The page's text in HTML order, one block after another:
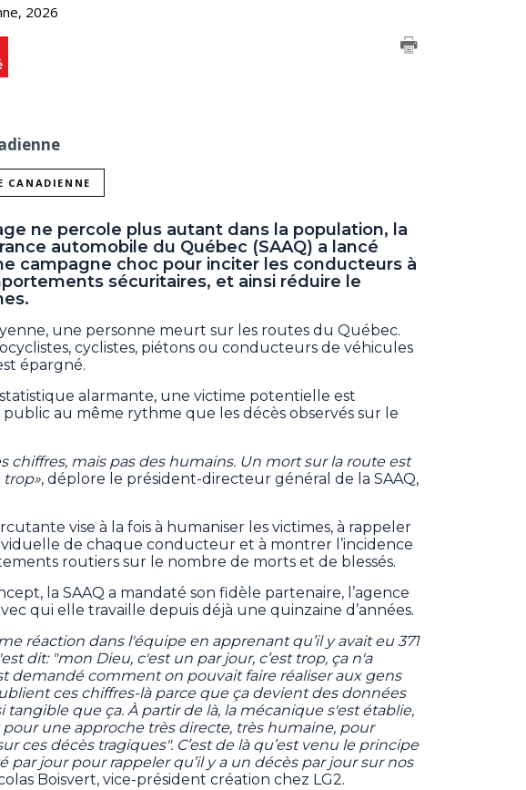
2026
CANADIENNE
ne percole plus autant dans la population, la
automobile du Québec (SAAQ) a lancé
campagne choc pour inciter les conducteurs à
sécuritaires, et ainsi réduire le
une personne meurt sur les routes du Québec.
cyclistes, piétons ou conducteurs de véhicules
épargné.
alarmante, une victime potentielle est
au même rythme que les décès observés sur le
chiffres, mais pas des humains. Un mort sur la route est
, déplore le président-directeur général de la SAAQ,
vise à la fois à humaniser les victimes, à rappeler
de chaque conducteur et à montrer l’incidence
routiers sur le nombre de morts et de blessés.
la SAAQ a mandaté son fidèle partenaire, l’agence
qui elle travaille depuis déjà une quinzaine d’années.
réaction dans l'équipe en apprenant qu’il y avait eu 371
dit: "mon Dieu, c'est un par jour, c’est trop, ça n'a
demandé comment on pouvait faire réaliser aux gens
ces chiffres-là parce que ça devient des données
tangible que ça. À partir de là, la mécanique s'est établie,
pour une approche très directe, très humaine, pour
ces décès tragiques". C’est de là qu’est venu le principe
par jour pour rappeler qu’il y a un décès par jour sur nos
Boisvert, vice-président création chez LG2.